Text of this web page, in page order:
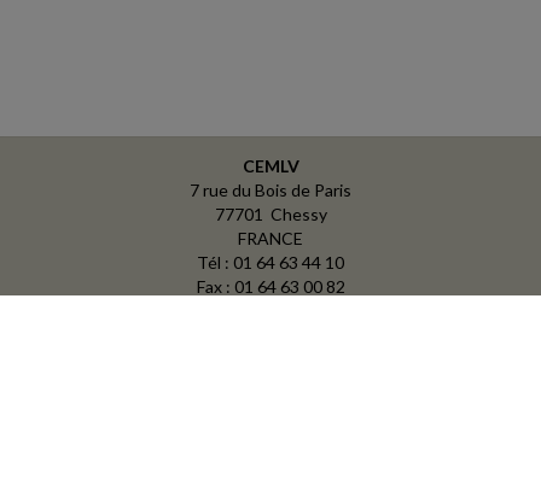
CEMLV
7 rue du Bois de Paris
77701 Chessy
FRANCE
Tél : 01 64 63 44 10
Fax : 01 64 63 00 82